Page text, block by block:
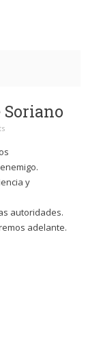
y
autoridades.
adelante.